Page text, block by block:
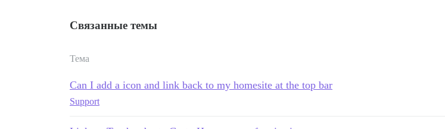
Связанные темы
Тема
Can I add a icon and link back to my homesite at the top bar
Support